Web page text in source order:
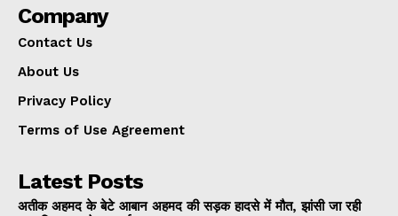
Company
Contact Us
About Us
Privacy Policy
Terms of Use Agreement
Latest Posts
अतीक अहमद के बेटे आबान अहमद की सड़क हादसे में मौत, झांसी जा रही